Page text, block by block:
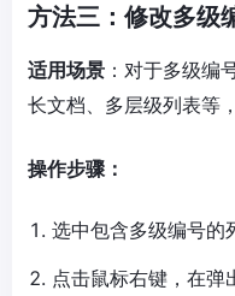
方法三：修改多级
适用场景 ：对于多级编
长文档、多层级列表等
操作步骤：
选中包含多级编号的
点击鼠标右键，在弹